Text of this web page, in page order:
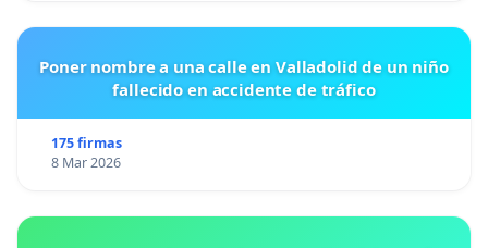
Poner nombre a una calle en Valladolid de un niño
fallecido en accidente de tráfico
175 firmas
8 Mar 2026